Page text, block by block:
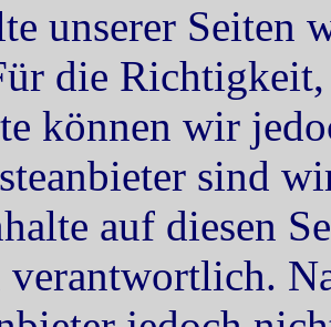
unserer Seiten
die
können wir
sind
auf diesen
verantwortlich.